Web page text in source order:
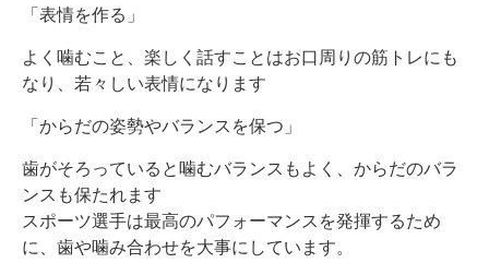
「表情を作る」
よく噛むこと、楽しく話すことはお口周りの筋トレにも
なり、若々しい表情になります
「からだの姿勢やバランスを保つ」
歯がそろっていると噛むバランスもよく、からだのバラ
ンスも保たれます
スポーツ選手は最高のパフォーマンスを発揮するため
に、歯や噛み合わせを大事にしています。